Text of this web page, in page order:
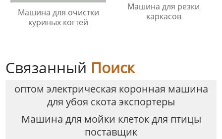
Машина для очистки
куриных когтей
Машина для резки
каркасов
Связанный Поиск
оптом электрическая коронная машина
для убоя скота экспортеры
Машина для мойки клеток для птицы
поставщик